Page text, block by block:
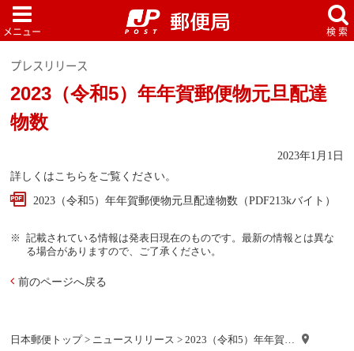
日本郵便トップ> ニュースリリース > 2023（令和5）年年賀…
プレスリリース
2023（令和5）年年賀郵便物元旦配達
物数
2023年1月1日
詳しくはこちらをご覧ください。
2023（令和5）年年賀郵便物元旦配達物数（PDF213kバイト）
記載されている情報は発表日現在のものです。最新の情報とは異な
る場合がありますので、ご了承ください。
前のページへ戻る